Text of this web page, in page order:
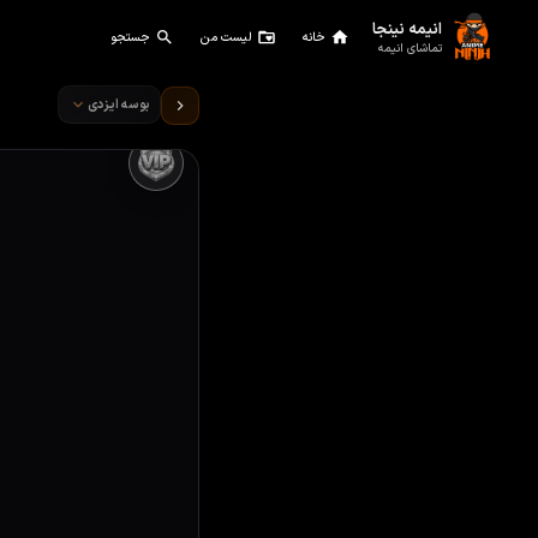
انیمه نینجا
تماشای انیمه
خانه لیست من جستجو
تماشای انیمه بوسه ایزدی
بوسه ایزدی